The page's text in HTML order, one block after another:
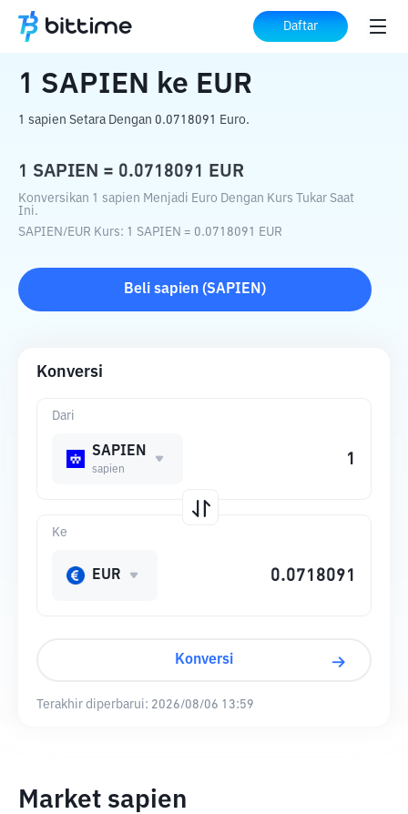
Daftar
Beranda Konverter Kripto SAPIEN ke EUR
1 SAPIEN ke EUR
1 sapien Setara Dengan 0.0718091 Euro.
1 SAPIEN = 0.0718091 EUR
Konversikan 1 sapien Menjadi Euro Dengan Kurs Tukar Saat
Ini.
SAPIEN/EUR Kurs: 1 SAPIEN = 0.0718091 EUR
Beli sapien (SAPIEN )
Konversi
Dari
SAPIEN
sapien
Ke
EUR
Konversi
Terakhir diperbarui: 2026/08/06 13:59
Market sapien